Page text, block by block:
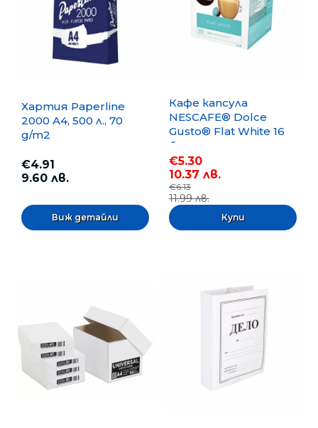
Хартия Paperline
2000 A4, 500 л., 70
g/m2
€4.91
9.60 лв.
Виж детайли
Кафе капсула
NESCAFE® Dolce
Gusto® Flat White 16
бр.
€5.30
10.37 лв.
€6.13
11.99 лв.